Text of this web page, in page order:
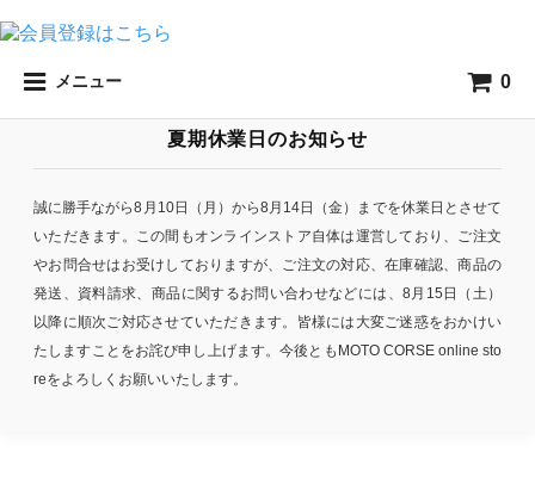
メニュー 0
夏期休業日のお知らせ
誠に勝手ながら8月10日（月）から8月14日（金）までを休業日とさせて
いただきます。この間もオンラインストア自体は運営しており、ご注文
やお問合せはお受けしておりますが、ご注文の対応、在庫確認、商品の
発送、資料請求、商品に関するお問い合わせなどには、8月15日（土）
以降に順次ご対応させていただきます。皆様には大変ご迷惑をおかけい
たしますことをお詫び申し上げます。今後ともMOTO CORSE online sto
reをよろしくお願いいたします。